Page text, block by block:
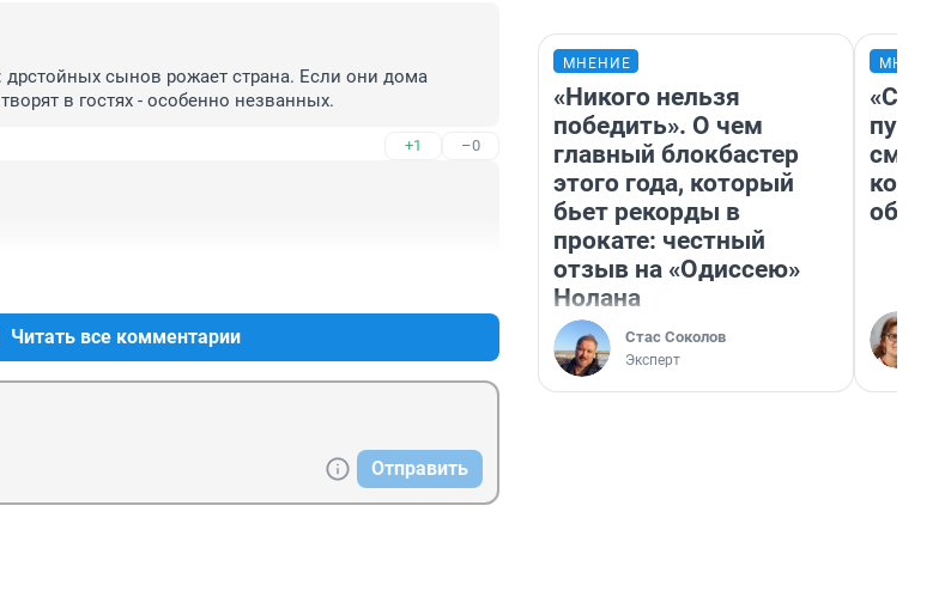
дрстойных сынов рожает страна. Если они дома
в гостях - особенно незванных.
+1 –0
Читать все комментарии
Отправить
МНЕНИЕ
«Никого нельзя
победить». О чем
главный блокбастер
этого года, который
бьет рекорды в
прокате: честный
отзыв на «Одиссею»
Нолана
Стас Соколов
Эксперт